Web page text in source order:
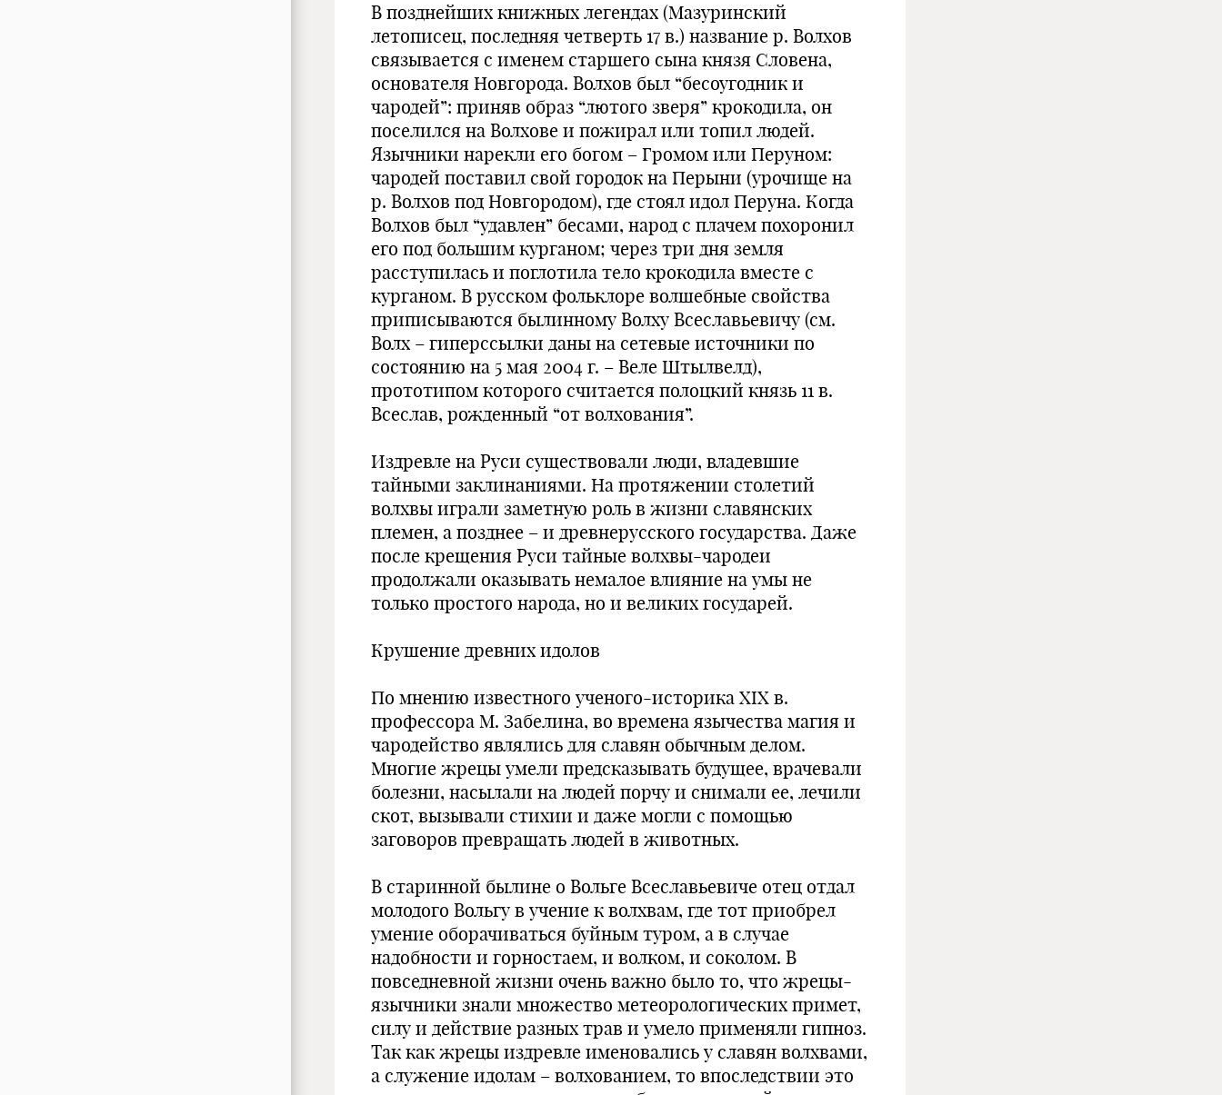
В позднейших книжных легендах (Мазуринский
летописец, последняя четверть 17 в.) название р. Волхов
связывается с именем старшего сына князя Словена,
основателя Новгорода. Волхов был “бесоугодник и
чародей”: приняв образ “лютого зверя” крокодила, он
поселился на Волхове и пожирал или топил людей.
Язычники нарекли его богом – Громом или Перуном:
чародей поставил свой городок на Перыни (урочище на
р. Волхов под Новгородом), где стоял идол Перуна. Когда
Волхов был “удавлен” бесами, народ с плачем похоронил
его под большим курганом; через три дня земля
расступилась и поглотила тело крокодила вместе с
курганом. В русском фольклоре волшебные свойства
приписываются былинному Волху Всеславьевичу (см.
Волх – гиперссылки даны на сетевые источники по
состоянию на 5 мая 2004 г. – Веле Штылвелд),
прототипом которого считается полоцкий князь 11 в.
Всеслав, рожденный “от волхования”.
Издревле на Руси существовали люди, владевшие
тайными заклинаниями. На протяжении столетий
волхвы играли заметную роль в жизни славянских
племен, а позднее – и древнерусского государства. Даже
после крещения Руси тайные волхвы-чародеи
продолжали оказывать немалое влияние на умы не
только простого народа, но и великих государей.
Крушение древних идолов
По мнению известного ученого-историка XIX в.
профессора М. Забелина, во времена язычества магия и
чародейство являлись для славян обычным делом.
Многие жрецы умели предсказывать будущее, врачевали
болезни, насылали на людей порчу и снимали ее, лечили
скот, вызывали стихии и даже могли с помощью
заговоров превращать людей в животных.
В старинной былине о Вольге Всеславьевиче отец отдал
молодого Вольгу в учение к волхвам, где тот приобрел
умение оборачиваться буйным туром, а в случае
надобности и горностаем, и волком, и соколом. В
повседневной жизни очень важно было то, что жрецы-
язычники знали множество метеорологических примет,
силу и действие разных трав и умело применяли гипноз.
Так как жрецы издревле именовались у славян волхвами,
а служение идолам – волхованием, то впоследствии это